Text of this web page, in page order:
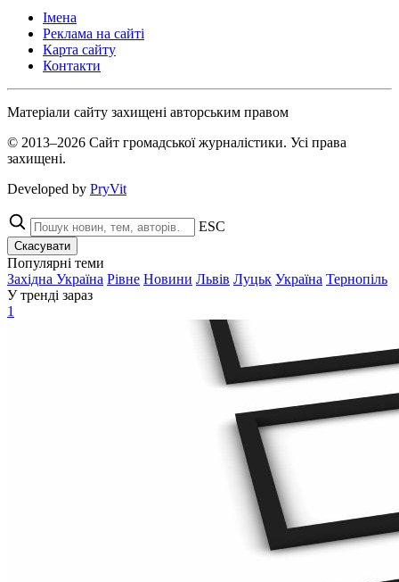
Імена
Реклама на сайті
Карта сайту
Контакти
Матеріали сайту захищені авторським правом
© 2013–2026 Сайт громадської журналістики. Усі права
захищені.
Developed by PryVit
ESC
Скасувати
Популярні теми
Західна Україна Рівне Новини Львів Луцьк Україна Тернопіль
У тренді зараз
1